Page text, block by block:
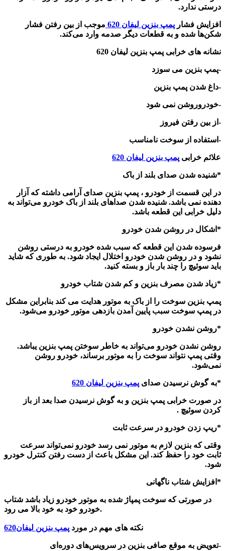
درستی ندارد.
افزایش فشار پمپ بنزین لیفان 620
موجب از بین رفتن فشار
شکن‌ها شده و به قطعات دیگر صدمه وارد می‌کند.
نشانه های خرابی پمپ بنزین لیفان 620
-پمپ بنزین می سوزد
-داغ شدن پمپ بنزین
-خودروروشن نمی شود
- از بین رفتن فیروز‌
- استفاده از سوخت نامناسب
علائم خرابی پمپ بنزین لیفان 620
*شنیده شدن صدای بلند از باک
در این قسمت از خودرو ، پمپ بنزین صدای آرامی داشته که آزار
دهنده نمی باشد. شنیده شدن صداهای بلند از باک خودرو می‌تواند به
دلیل خرابی این قطعه باشد.
* اشکال در روشن شدن خودرو
فرسوده شدن این قطعهکه سبب شده خودرو به درستی روشن
نشود و در روشن شدن خودرو اختلال ایجاد شود. به طوری که شاید
باید سوئیچ را چند بار باز و بسته کنید.
*زیاد شدن مصرف بنزین و کم شدن شتاب خودرو
پمپ بنزین سوخت را از باک به موتور هدایت می کند بنابراین مشکل
در پمپ سوخت سبب پایین آمدن بازدهی موتور خودرو می‌شود.
*روشن نشدن خودرو
روشن نشدن خودرو می‌تواند به خاطر سوختن پمپ بنزین یباشد.
وقتی پمپ نتواند سوخت را به موتور برساند، خودرو روشن
نمی‌شود.
*به گوش نرسیدن صدای پمپ بنزین لیفان 620
در صورت خرابی پمپ بنزین و به گوش نرسیدن صدا بعد از باز
کردن سوئیچ .
*ریپ زدن خودرو در سرعت ثابت
وقتی که بنزین لازم به موتور نمی رسد خودرو نمی‌تواند سرعت
ثابت خود را حفظ کند. این مشکل باعث از دست رفتن کنترل خودرو
شود.
* افزایش شتاب ناگهانی
در صورتی که سوخت پمپاژ شده به موتور خودرو زیاد باشد شتاب
خودرو خود به خود بالا می رود.
نکته های مهم در مورد پمپ بنزین لیفان620
-تعویض به موقع صافی بنزین در سرویس‌های دوره‌ای